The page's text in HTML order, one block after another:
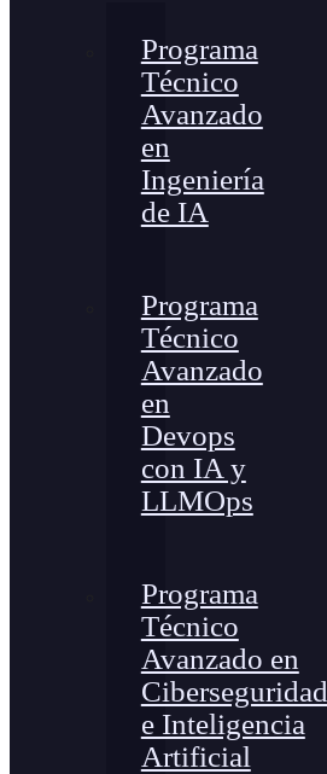
Programa
Técnico
Avanzado
en
Ingeniería
de IA
Programa
Técnico
Avanzado
en
Devops
con IA y
LLMOps
Programa
Técnico
Avanzado en
Ciberseguridad
e Inteligencia
Artificial